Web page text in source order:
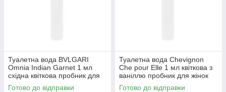
Туалетна вода BVLGARI
Omnia Indian Garnet 1 мл
східна квіткова пробник для
жінок розпив парфумів
Готово до відправки
Туалетна вода Chevignon
Che pour Elle 1 мл квіткова з
ваніллю пробник для жінок
розпив парфумів Шевіньйон
Готово до відправки